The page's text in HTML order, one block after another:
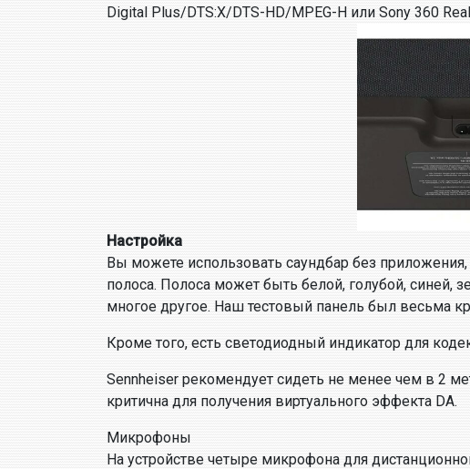
Digital Plus/DTS:X/DTS-HD/MPEG-H или Sony 360
Настройка
Вы можете использовать саундбар без
полоса. Полоса может быть белой, голубой, синей,
многое другое. Наш тестовый панель был весьма
Кроме того, есть светодиодный индикатор для
Sennheiser рекомендует сидеть не менее чем в 2
критична для получения виртуального эффекта DA.
Микрофоны
На устройстве четыре микрофона для